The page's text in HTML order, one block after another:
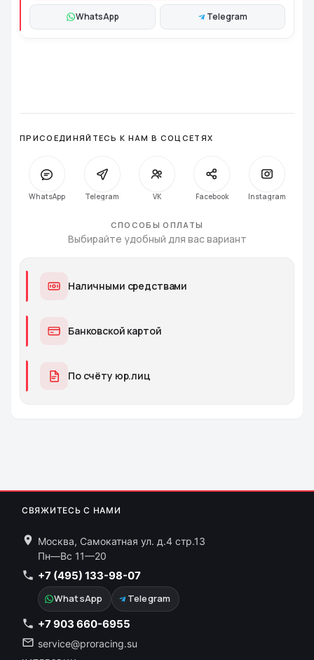
WhatsApp Telegram
ПРИСОЕДИНЯЙТЕСЬ К НАМ В СОЦСЕТЯХ
СПОСОБЫ ОПЛАТЫ
Выбирайте удобный для вас вариант
Наличными средствами
Банковской картой
По счёту юр.лиц
СВЯЖИТЕСЬ С НАМИ
Москва, Самокатная ул. д.4 стр.13
Пн—Вс 11—20
+7 (495) 133-98-07
WhatsApp Telegram
+7 903 660-6955
service@proracing.su